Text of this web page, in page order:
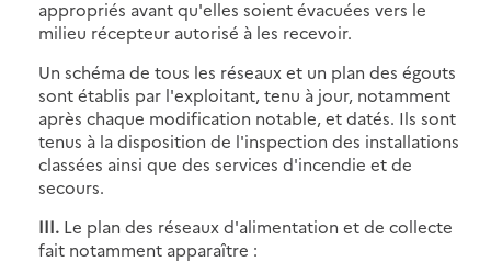
appropriés avant qu'elles soient évacuées vers le
milieu récepteur autorisé à les recevoir.
Un schéma de tous les réseaux et un plan des égouts
sont établis par l'exploitant, tenu à jour, notamment
après chaque modification notable, et datés. Ils sont
tenus à la disposition de l'inspection des installations
classées ainsi que des services d'incendie et de
secours.
III. Le plan des réseaux d'alimentation et de collecte
fait notamment apparaître :